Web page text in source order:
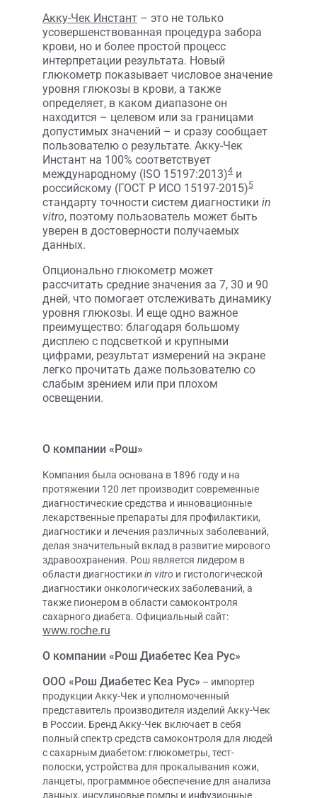
Акку-Чек Инстант – это не только
усовершенствованная процедура забора
крови, но и более простой процесс
интерпретации результата. Новый
глюкометр показывает числовое значение
уровня глюкозы в крови, а также
определяет, в каком диапазоне он
находится – целевом или за границами
допустимых значений – и сразу сообщает
пользователю о результате. Акку-Чек
Инстант на 100% соответствует
международному (ISO 15197:2013)4 и
российскому (ГОСТ Р ИСО 15197-2015)5
стандарту точности систем диагностики in
vitro, поэтому пользователь может быть
уверен в достоверности получаемых
данных.
Опционально глюкометр может
рассчитать средние значения за 7, 30 и 90
дней, что помогает отслеживать динамику
уровня глюкозы. И еще одно важное
преимущество: благодаря большому
дисплею с подсветкой и крупными
цифрами, результат измерений на экране
легко прочитать даже пользователю со
слабым зрением или при плохом
освещении.
О компании «Рош»
Компания была основана в 1896 году и на
протяжении 120 лет производит современные
диагностические средства и инновационные
лекарственные препараты для профилактики,
диагностики и лечения различных заболеваний,
делая значительный вклад в развитие мирового
здравоохранения. Рош является лидером в
области диагностики in vitro и гистологической
диагностики онкологических заболеваний, а
также пионером в области самоконтроля
сахарного диабета. Официальный сайт:
www.roche.ru
О компании «Рош Диабетес Кеа Рус»
ООО «Рош Диабетес Кеа Рус» – импортер
продукции Акку-Чек и уполномоченный
представитель производителя изделий Акку-Чек
в России. Бренд Акку-Чек включает в себя
полный спектр средств самоконтроля для людей
с сахарным диабетом: глюкометры, тест-
полоски, устройства для прокалывания кожи,
ланцеты, программное обеспечение для анализа
данных, инсулиновые помпы и инфузионные